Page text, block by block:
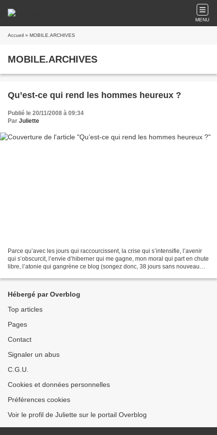
MENU
Accueil » MOBILE.ARCHIVES
MOBILE.ARCHIVES
Qu’est-ce qui rend les hommes heureux ?
Publié le 20/11/2008 à 09:34
Par Juliette
Parce qu’avec les jours qui raccourcissent, la crise qui s’intensifie, l’avenir
qui s’obscurcit, l’envie d’hiberner qui me gagne, mon moral qui part en chute
libre, l’atonie qui gangrène ce blog (songez donc, 38 jours sans nouveau
Hébergé par Overblog
Top articles
Pages
Contact
Signaler un abus
C.G.U.
Cookies et données personnelles
Préférences cookies
Voir le profil de Juliette sur le portail Overblog